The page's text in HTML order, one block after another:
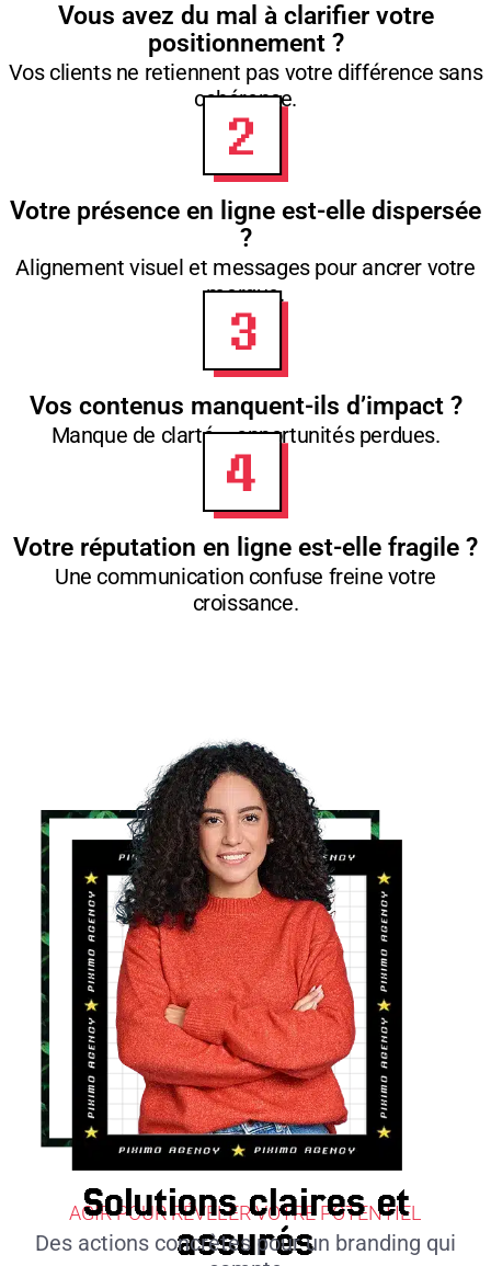
Vous avez du mal à clarifier votre
positionnement ?
Vos clients ne retiennent pas votre différence sans
cohérence.
Votre présence en ligne est-elle dispersée
?
Alignement visuel et messages pour ancrer votre
marque.
Vos contenus manquent-ils d’impact ?
Manque de clarté = opportunités perdues.
Votre réputation en ligne est-elle fragile ?
Une communication confuse freine votre
croissance.
AGIR POUR RÉVÉLER VOTRE POTENTIEL
Solutions claires et
assurés
Des actions concrètes pour un branding qui